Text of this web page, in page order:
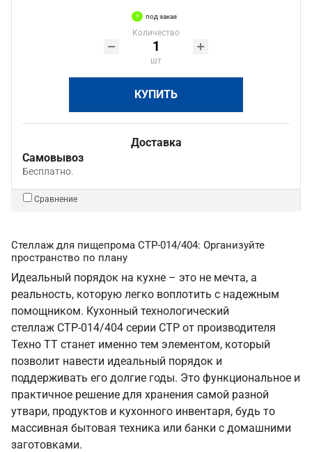
под заказ
Количество
шт
КУПИТЬ
Доставка
Самовывоз
Бесплатно.
Сравнение
Стеллаж для пищепрома СТР-014/404: Организуйте
пространство по плану
Идеальный порядок на кухне – это не мечта, а
реальность, которую легко воплотить с надежным
помощником. Кухонный технологический
стеллаж СТР-014/404 серии СТР от производителя
Техно ТТ станет именно тем элементом, который
позволит навести идеальный порядок и
поддерживать его долгие годы. Это функциональное и
практичное решение для хранения самой разной
утвари, продуктов и кухонного инвентаря, будь то
массивная бытовая техника или банки с домашними
заготовками.